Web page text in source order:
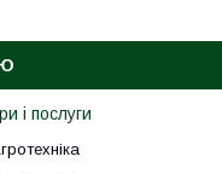
і послуги